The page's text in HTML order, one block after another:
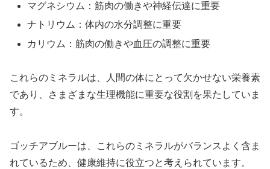
マグネシウム：筋肉の働きや神経伝達に重要
ナトリウム：体内の水分調整に重要
カリウム：筋肉の働きや血圧の調整に重要
これらのミネラルは、人間の体にとって欠かせない栄養素
であり、さまざまな生理機能に重要な役割を果たしていま
す。
ゴッチアブルーは、これらのミネラルがバランスよく含ま
れているため、健康維持に役立つと考えられています。